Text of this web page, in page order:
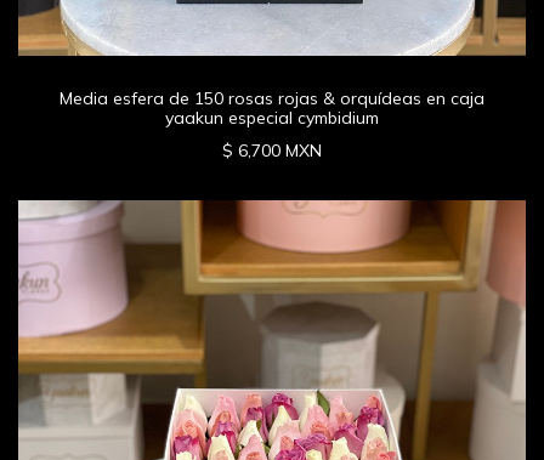
Media esfera de 150 rosas rojas & orquídeas en caja
yaakun especial cymbidium
$ 6,700 MXN